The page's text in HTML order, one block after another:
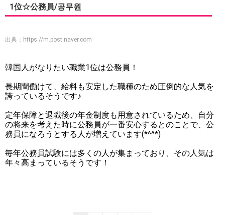
1位☆公務員/공무원
出典： https://m.post.naver.com
韓国人がなりたい職業1位は公務員！
長期間働けて、給料も安定した職種のため圧倒的な人気を
誇っているそうです♪
定年保障と退職後の年金制度も用意されているため、自分
の将来を考えた時に公務員が一番安心するとのことで、公
務員になろうとする人が増えています(*^^*)
毎年公務員試験には多くの人が集まっており、その人気は
年々高まっているそうです！